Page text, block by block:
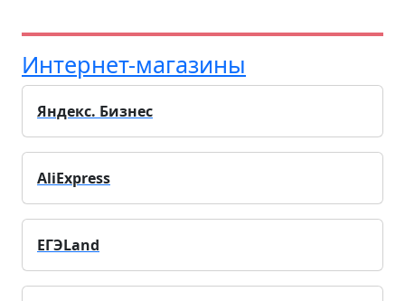
Интернет-магазины
Яндекс. Бизнес
AliExpress
ЕГЭLand